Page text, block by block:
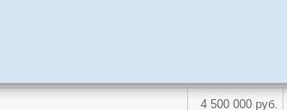
4 500 000 руб.